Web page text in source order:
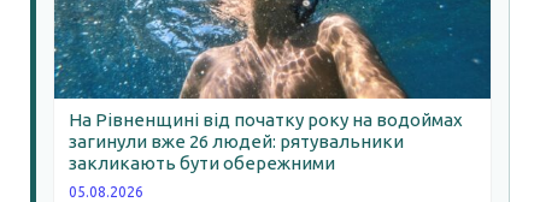
На Рівненщині від початку року на водоймах
загинули вже 26 людей: рятувальники
закликають бути обережними
05.08.2026